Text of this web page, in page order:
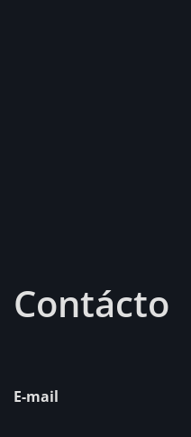
Contácto
E-mail